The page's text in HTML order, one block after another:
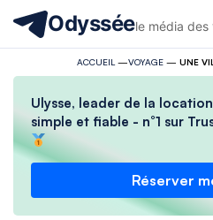
Odysséele média des
ACCUEIL —VOYAGE—
Ulysse, leader de la location
simple et fiable - n°1 sur
Réserver